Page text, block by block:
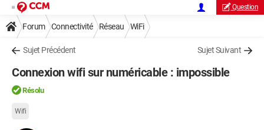
Question
Forum Connectivité Réseau WiFi
Sujet Précédent Sujet Suivant
Connexion wifi sur numéricable : impossible
Résolu
Wifi